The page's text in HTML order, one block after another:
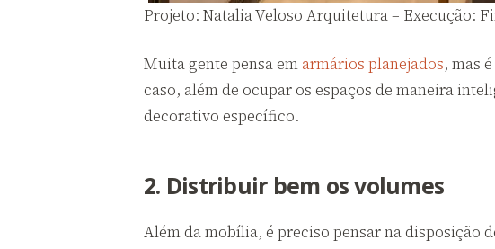
Projeto: Natalia Veloso Arquitetura – Execução:
Muita gente pensa em armários planejados, mas
caso, além de ocupar os espaços de maneira
decorativo específico.
2. Distribuir bem os volumes
Além da mobília, é preciso pensar na disposição